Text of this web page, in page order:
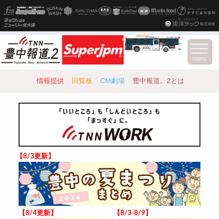
情報提供 回覧板 CM劇場 豊中報道。2とは
【8/3更新】
【8/4更新】 【8/3-8/9】
menu